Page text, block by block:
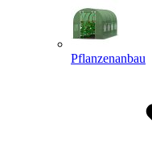
Pflanzenanbau